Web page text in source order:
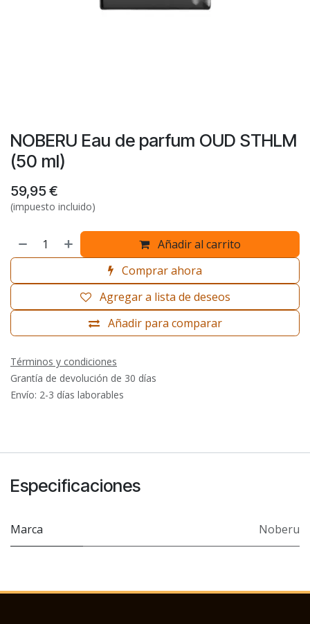
NOBERU Eau de parfum OUD STHLM
(50 ml)
59,95 €
(impuesto incluido)
Añadir al carrito
Comprar ahora
Añadir para comparar
Agregar a lista de deseos
Términos y condiciones
Grantía de devolución de 30 días
Envío: 2-3 días laborables
Especificaciones
Marca Noberu